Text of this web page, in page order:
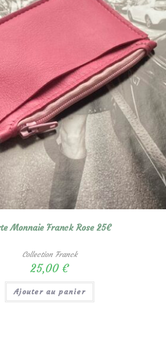
Monnaie Franck Rose 25€
Collection Franck
25,00€
Ajouter au panier